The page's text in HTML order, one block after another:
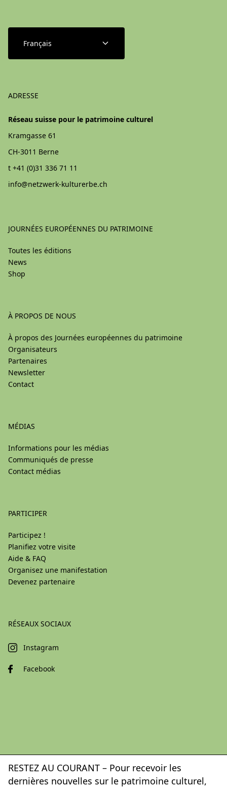
Français
ADRESSE
Réseau suisse pour le patrimoine culturel
Kramgasse 61
CH-3011 Berne
t +41 (0)31 336 71 11
info@netzwerk-kulturerbe.ch
JOURNÉES EUROPÉENNES DU PATRIMOINE
Toutes les éditions
News
Shop
À PROPOS DE NOUS
À propos des Journées européennes du patrimoine
Organisateurs
Partenaires
Newsletter
Contact
MÉDIAS
Informations pour les médias
Communiqués de presse
Contact médias
PARTICIPER
Participez !
Planifiez votre visite
Aide & FAQ
Organisez une manifestation
Devenez partenaire
RÉSEAUX SOCIAUX
Instagram
Facebook
RESTEZ AU COURANT – Pour recevoir les
dernières nouvelles sur le patrimoine culturel,